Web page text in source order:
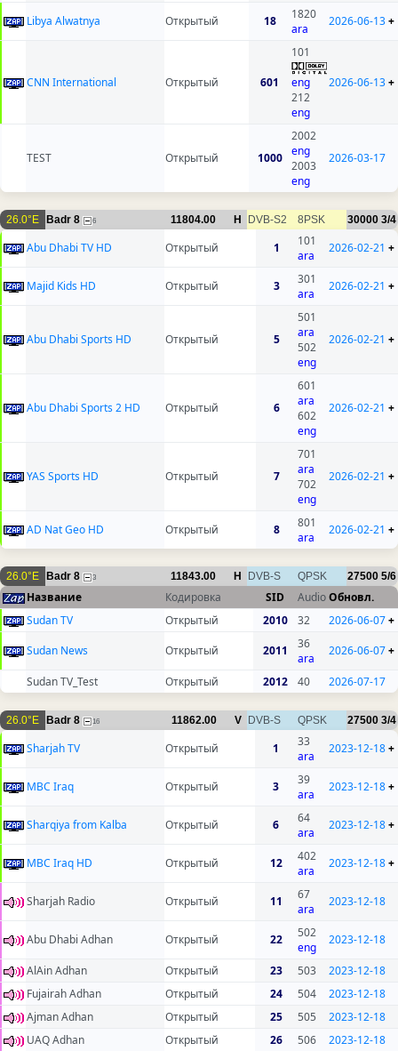
Libya Alwatnya Открытый 18
1820
ara
2026-06-13+
CNN International Открытый 601
101
eng
212
eng
2026-06-13+
TEST Открытый 1000
2002
eng
2003
eng
2026-03-17
26.0°E Badr 8 6 11804.00 H DVB-S2 8PSK 30000 3/4
Abu Dhabi TV HD Открытый 1
101
ara
2026-02-21 +
Majid Kids HD Открытый 3
301
ara
2026-02-21 +
Abu Dhabi Sports HD Открытый 5
501
ara
502
eng
2026-02-21 +
Abu Dhabi Sports 2 HD Открытый 6
601
ara
602
eng
2026-02-21 +
YAS Sports HD Открытый 7
701
ara
702
eng
2026-02-21 +
AD Nat Geo HD Открытый 8
801
ara
2026-02-21 +
26.0°E Badr 8 3 11843.00 H DVB-S QPSK 27500 5/6
Название Кодировка SID AudioОбновл.
Sudan TV
Открытый 2010 32 2026-06-07+
Sudan News
Открытый 2011
36
ara
2026-06-07+
Sudan TV_Test Открытый 2012 40 2026-07-17
26.0°E Badr 8 16 11862.00 V DVB-S QPSK 27500 3/4
Sharjah TV Открытый 1
33
ara
2023-12-18+
MBC Iraq Открытый 3
39
ara
2023-12-18+
Sharqiya from Kalba Открытый 6
64
ara
2023-12-18+
MBC Iraq HD Открытый 12
402
ara
2023-12-18+
Sharjah Radio Открытый 11
67
ara
2023-12-18
Abu Dhabi Adhan Открытый 22
502
eng
2023-12-18
AlAin Adhan Открытый 23 503
2023-12-18
Fujairah Adhan
Открытый 24 504
2023-12-18
Ajman Adhan
Открытый 25 505
2023-12-18
UAQ Adhan
Открытый 26 506 2023-12-18